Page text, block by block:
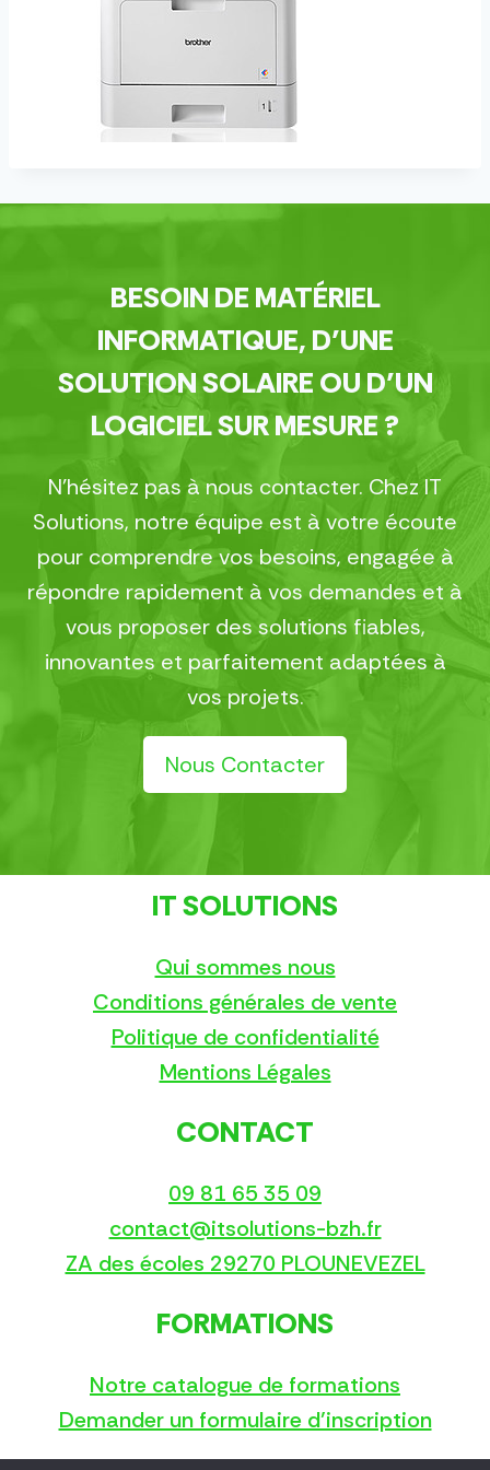
BESOIN DE MATÉRIEL
INFORMATIQUE, D’UNE
SOLUTION SOLAIRE OU D’UN
LOGICIEL SUR MESURE ?
N’hésitez pas à nous contacter. Chez IT
Solutions, notre équipe est à votre écoute
pour comprendre vos besoins, engagée à
répondre rapidement à vos demandes et à
vous proposer des solutions fiables,
innovantes et parfaitement adaptées à
vos projets.
Nous Contacter
IT SOLUTIONS
Qui sommes nous
Conditions générales de vente
Politique de confidentialité
Mentions Légales
CONTACT
09 81 65 35 09
contact@itsolutions-bzh.fr
ZA des écoles 29270 PLOUNEVEZEL
FORMATIONS
Notre catalogue de formations
Demander un formulaire d’inscription